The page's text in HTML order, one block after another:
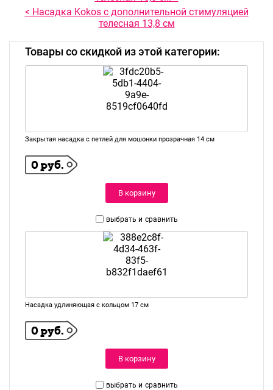
< Насадка Kokos с дополнительной стимуляцией
телесная 13,8 см
Товары со скидкой из этой категории:
Закрытая насадка с петлей для мошонки прозрачная 14 см
0 руб.
В корзину
выбрать и сравнить
Насадка удлиняющая с кольцом 17 см
0 руб.
В корзину
выбрать и сравнить